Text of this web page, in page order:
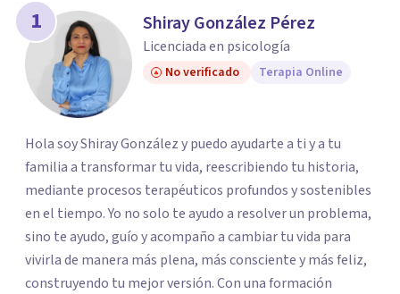
los profesionales que más se ajustan a tus
necesidades.
Responder cuestionario
1 Shiray González Pérez
Licenciada en psicología
No verificado Terapia Online
Hola soy Shiray González y puedo ayudarte a ti y a tu
familia a transformar tu vida, reescribiendo tu historia,
mediante procesos terapéuticos profundos y sostenibles
en el tiempo. Yo no solo te ayudo a resolver un problema,
sino te ayudo, guío y acompaño a cambiar tu vida para
vivirla de manera más plena, más consciente y más feliz,
construyendo tu mejor versión. Con una formación